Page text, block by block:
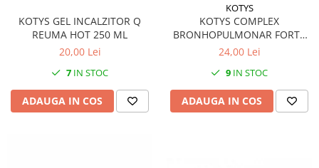
KOTYS GEL INCALZITOR Q
REUMA HOT 250 ML
20,00 Lei
7 IN STOC
ADAUGA IN COS
KOTYS
KOTYS COMPLEX
BRONHOPULMONAR FORTE
SIROP 200 ML
24,00 Lei
9 IN STOC
ADAUGA IN COS